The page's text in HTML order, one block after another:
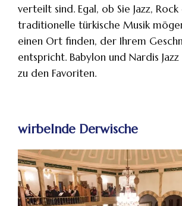
verteilt sind. Egal, ob Sie Jazz,
traditionelle türkische Musik
einen Ort finden, der Ihrem
entspricht. Babylon und Nardis
zu den Favoriten.
wirbelnde Derwische